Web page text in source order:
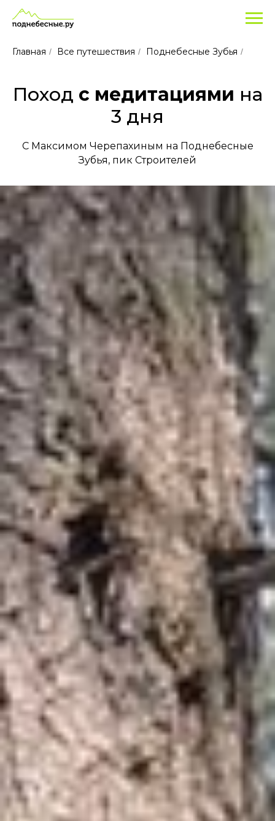
Главная / Все путешествия / Поднебесные Зубья /
Поход с медитациями на
3 дня
С Максимом Черепахиным на Поднебесные
Зубья, пик Строителей